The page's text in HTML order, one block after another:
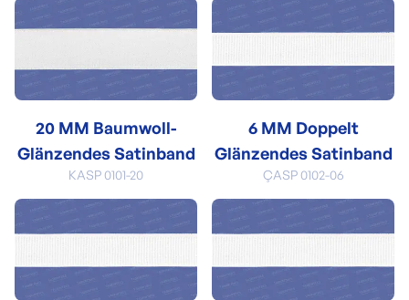
20 MM Baumwoll-
Glänzendes Satinband
KASP 0101-20
6 MM Doppelt
Glänzendes Satinband
ÇASP 0102-06